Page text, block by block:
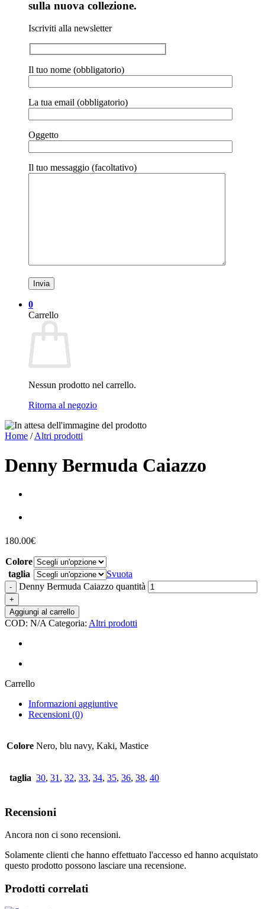
sulla nuova collezione.
Iscriviti alla newsletter
Il tuo nome (obbligatorio)
La tua email (obbligatorio)
Oggetto
Il tuo messaggio (facoltativo)
0
Carrello
Nessun prodotto nel carrello.
Ritorna al negozio
Home / Altri prodotti
Denny Bermuda Caiazzo
180.00€
Colore
taglia
Svuota
Denny Bermuda Caiazzo quantità
Aggiungi al carrello
COD: N/A Categoria: Altri prodotti
Carrello
Informazioni aggiuntive
Recensioni (0)
Colore Nero, blu navy, Kaki, Mastice
taglia 30, 31 , 32, 33, 34, 35, 36, 38, 40
Recensioni
Ancora non ci sono recensioni.
Solamente clienti che hanno effettuato l'accesso ed hanno acquistato
questo prodotto possono lasciare una recensione.
Prodotti correlati